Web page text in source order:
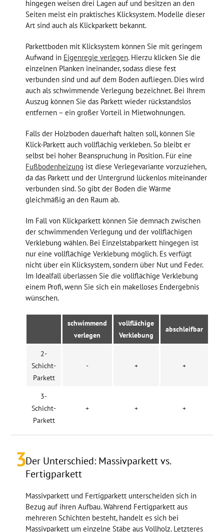
hingegen weisen drei Lagen auf und besitzen an den
Seiten meist ein praktisches Klicksystem. Modelle dieser
Art sind auch als Klickparkett bekannt.
Parkettboden mit Klicksystem können Sie mit geringem
Aufwand in Eigenregie verlegen. Hierzu klicken Sie die
einzelnen Planken ineinander, sodass diese fest
verbunden sind und auf dem Boden aufliegen. Dies wird
auch als schwimmende Verlegung bezeichnet. Bei Ihrem
Auszug können Sie das Parkett wieder rückstandslos
entfernen – ein großer Vorteil in Mietwohnungen.
Falls der Holzboden dauerhaft halten soll, können Sie
Klick-Parkett auch vollflächig verkleben. So bleibt er
selbst bei hoher Beanspruchung in Position. Für eine
Fußbodenheizung ist diese Verlegevariante vorzuziehen,
da das Parkett und der Untergrund lückenlos miteinander
verbunden sind. So gibt der Boden die Wärme
gleichmäßig an den Raum ab.
Im Fall von Klickparkett können Sie demnach zwischen
der schwimmenden Verlegung und der vollflächigen
Verklebung wählen. Bei Einzelstabparkett hingegen ist
nur eine vollflächige Verklebung möglich. Es verfügt
nicht über ein Klicksystem, sondern über Nut und Feder.
Im Idealfall überlassen Sie die vollflächige Verklebung
einem Profi, wenn Sie sich ein makelloses Endergebnis
wünschen.
schwimmend
verlegen
vollflächige
Verklebung
abschleifbar
2-
Schicht-
Parkett
- + +
3-
Schicht-
Parkett
+ + +
3Der Unterschied: Massivparkett vs.
Fertigparkett
Massivparkett und Fertigparkett unterscheiden sich in
Bezug auf ihren Aufbau. Während Fertigparkett aus
mehreren Schichten besteht, handelt es sich bei
Massivparkett um einzelne Stäbe aus Vollholz. Letzteres